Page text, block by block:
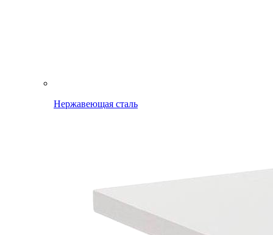
Нержавеющая сталь